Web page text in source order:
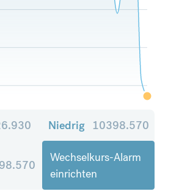
Niedrig 10398.570
Wechselkurs-Alarm
einrichten